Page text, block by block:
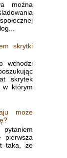
można
skrytki
wchodzi
skrytek
w którym
może
pierwsza
taka, że